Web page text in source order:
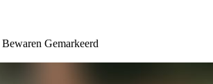
Bewaren Gemarkeerd